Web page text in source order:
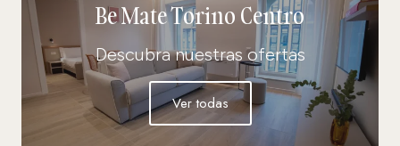
Be Mate Torino Centro
Descubra nuestras ofertas
Ver todas